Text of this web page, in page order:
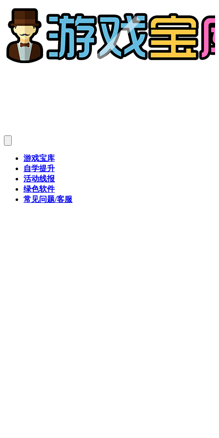
游戏宝库
自学提升
活动线报
绿色软件
常见问题/客服